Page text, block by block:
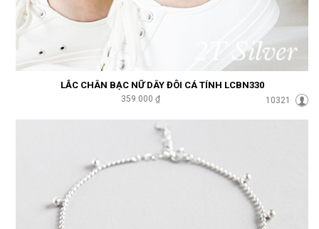
LẮC CHÂN BẠC NỮ DÂY ĐÔI CÁ TÍNH LCBN330
359.000 ₫ 10321